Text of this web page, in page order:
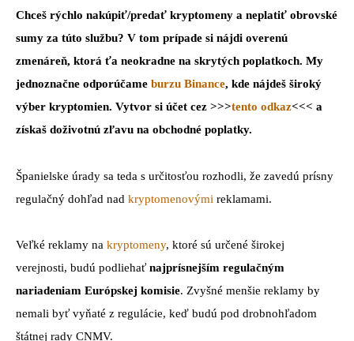
Chceš rýchlo nakúpiť/predať kryptomeny a neplatiť obrovské
sumy za túto službu? V tom prípade si nájdi overenú
zmenáreň, ktorá ťa neokradne na skrytých poplatkoch. My
jednoznačne odporúčame burzu Binance, kde nájdeš široký
výber kryptomien. Vytvor si účet cez >>>tento odkaz<<< a
získaš doživotnú zľavu na obchodné poplatky.
Španielske úrady sa teda s určitosťou rozhodli, že zavedú prísny
regulačný dohľad nad kryptomenovými reklamami.
Veľké reklamy na kryptomeny, ktoré sú určené širokej
verejnosti, budú podliehať najprísnejším regulačným
nariadeniam Európskej komisie. Zvyšné menšie reklamy by
nemali byť vyňaté z regulácie, keď budú pod drobnohľadom
štátnej rady CNMV.